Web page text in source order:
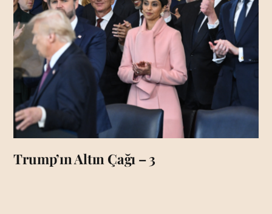
Trump’ın Altın Çağı – 3